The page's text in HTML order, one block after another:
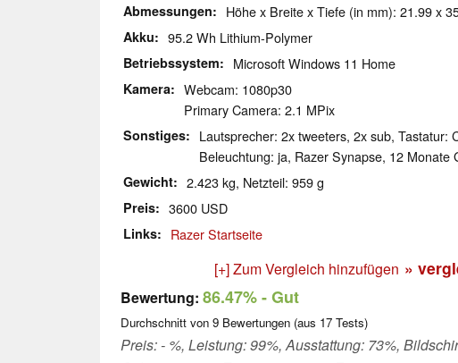
Abmessungen Höhe x Breite x Tiefe (in mm): 21.99 x
Akku 95.2 Wh Lithium-Polymer
Betriebssystem Microsoft Windows 11 Home
Kamera
Webcam: 1080p30
Primary Camera: 2.1 MPix
Sonstiges
Lautsprecher: 2x tweeters, 2x sub, Tastatur:
Beleuchtung: ja, Razer Synapse, 12 Monate
Gewicht 2.423 kg, Netzteil: 959 g
Preis 3600 USD
Links Razer Startseite
[+] Zum Vergleich hinzufügen »
Bewertung: 86.47%- Gut
Durchschnitt von 9 Bewertungen (aus 17 Tests)
Preis: - %, Leistung: 99%, Ausstattung: 73%,